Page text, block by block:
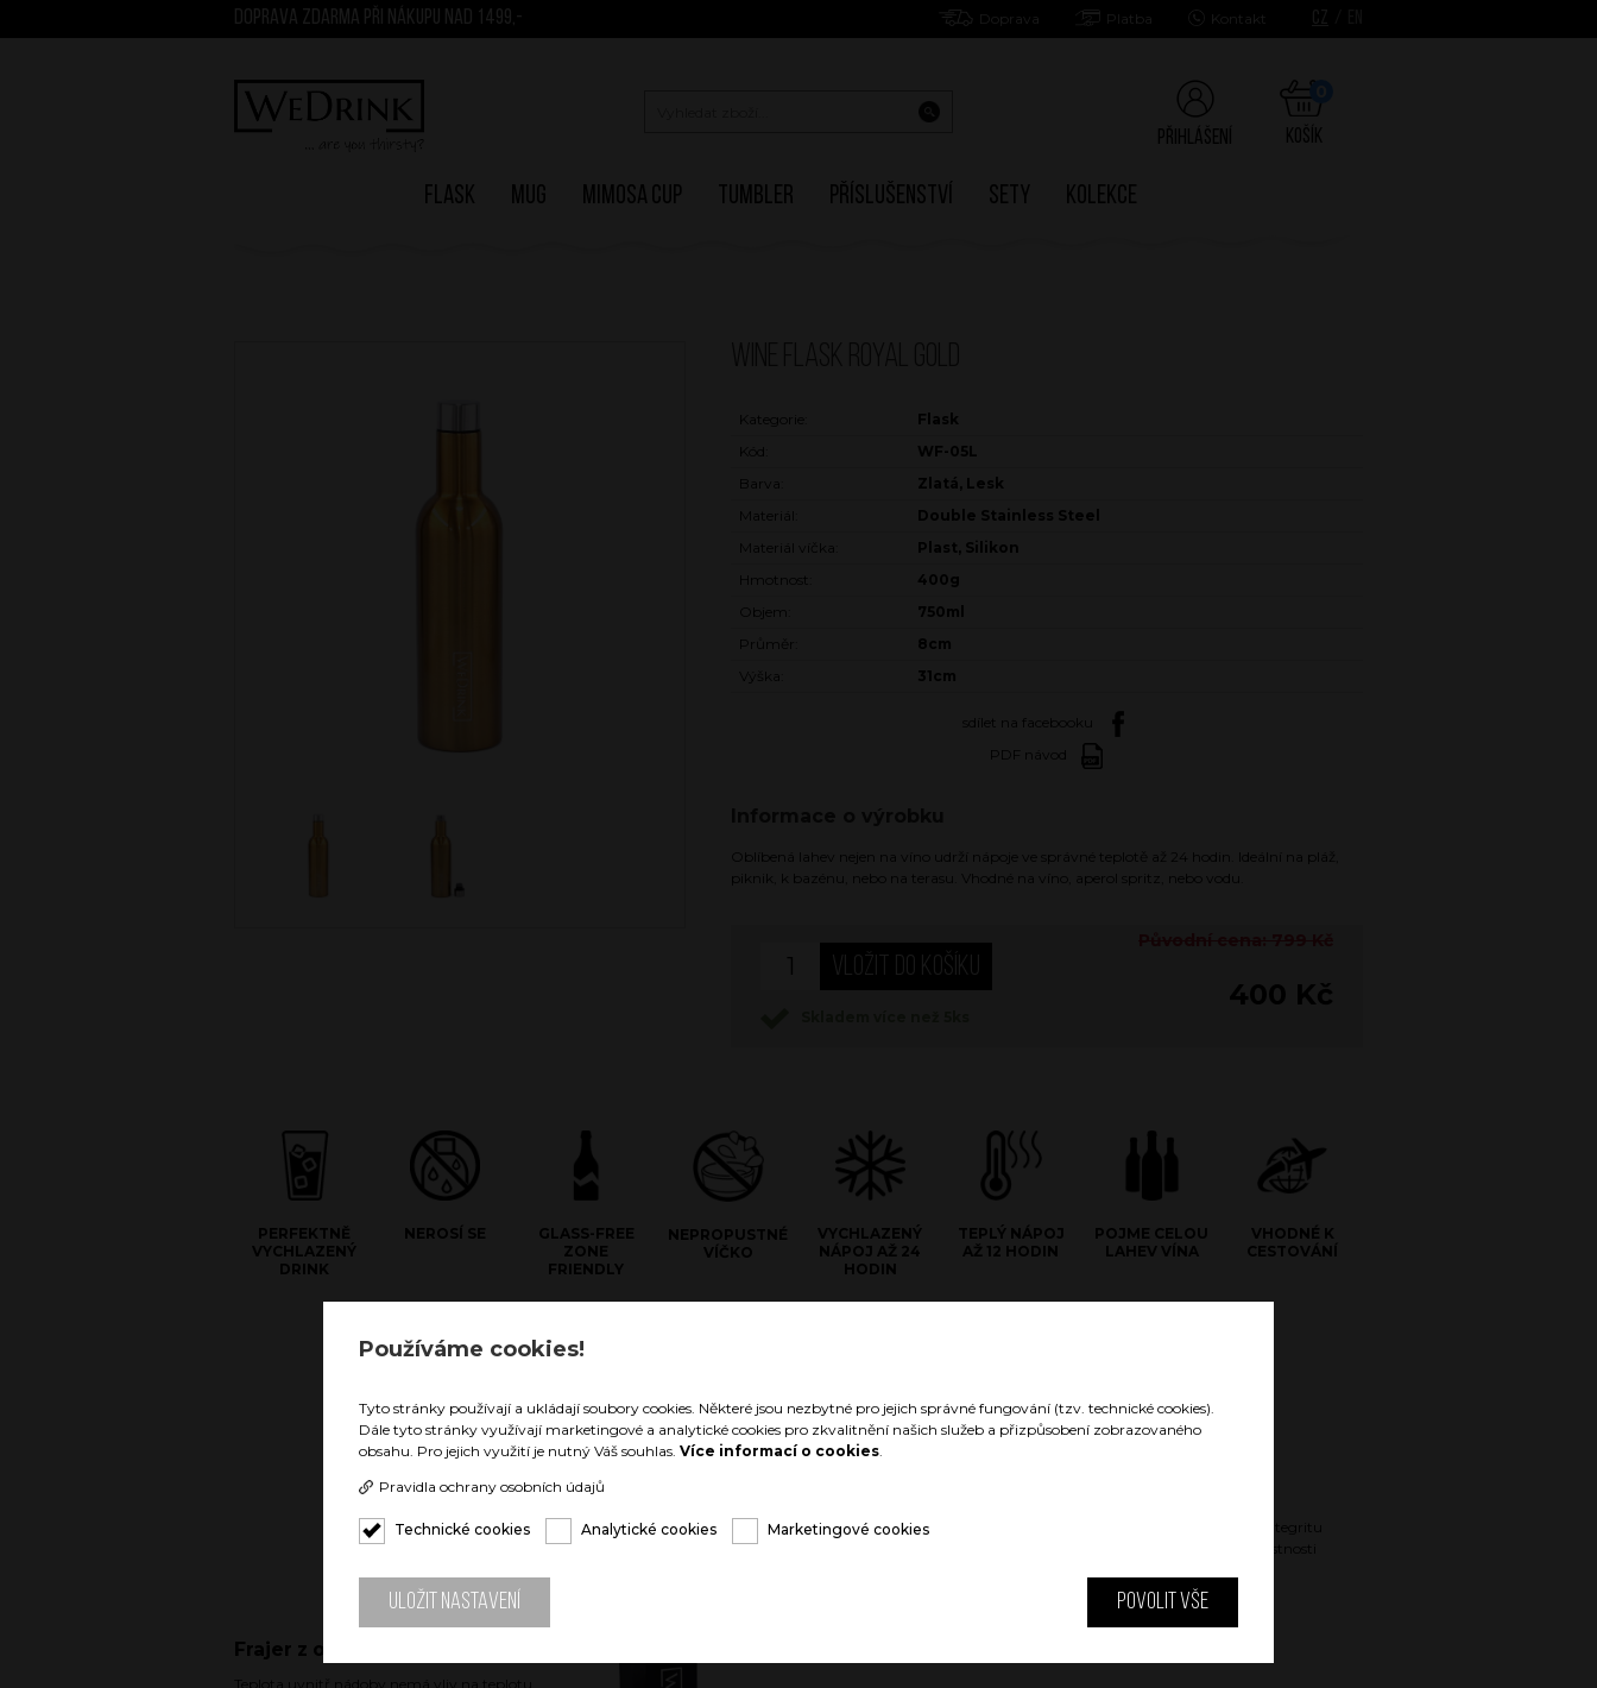
Používáme cookies!
Tyto stránky používají a ukládají soubory cookies. Některé jsou nezbytné pro jejich správné fungování (tzv. technické cookies).
Dále tyto stránky využívají marketingové a analytické cookies pro zkvalitnění našich služeb a přizpůsobení zobrazovaného
obsahu. Pro jejich využití je nutný Váš souhlas. Více informací o cookies
Pravidla ochrany osobních údajů
Technické cookies Analytické cookies Marketingové cookies
Uložit nastavení Povolit vše
DOPRAVA ZDARMA PŘI NÁKUPU NAD 1499,- Doprava Platba Kontakt
Flask Mug Mimosa Cup Tumbler Příslušenství Sety Kolekce
Přihlášení Košík
Kategorie:
Flask
Kód:
WF-05L
Barva:
Zlatá, Lesk
Materiál:
Double Stainless Steel
Materiál víčka:
Plast, Silikon
Hmotnost:
400g
Objem:
750ml
Průměr:
8cm
Výška:
31cm
sdílet na facebooku
PDF návod
Oblíbená lahev nejen na víno udrží nápoje ve správné teplotě až 24 hodin. Ideální na pláž,
piknik, k bazénu, nebo na terasu. Vhodné na víno, aperol spritz, nebo vodu.
PERFEKTNĚ
VYCHLAZENÝ
DRINK
NEROSÍ SE
GLASS-FREE
ZONE
FRIENDLY
NEPROPUSTNÉ
VÍČKO
VYCHLAZENÝ
NÁPOJ AŽ 24
HODIN
TEPLÝ NÁPOJ
AŽ 12 HODIN
POJME CELOU
LAHEV VÍNA
VHODNÉ K
CESTOVÁNÍ
Double Stainless Steel
nezerové oceli zůstanou Vaše nápoje
vychlazené až 24 hodin, nebo teplé až 12
hodin. Narozdíl od vnitřku nádoby zůstává
by Vám ruka v níž nápoj držíte „umrzla,
nebo uhořela“.
Frajer z obou stran
Teplota uvnitř nádoby nemá vliv na teplotu
Gravírované logo nenarušuje integritu
povrchu a nijak neovlivňuje vlastnosti